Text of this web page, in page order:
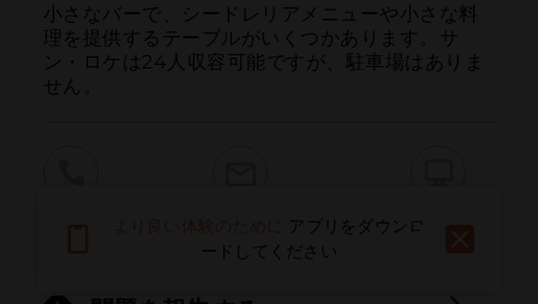
小さなバーで、シードレリアメニューや小さな料
理を提供するテーブルがいくつかあります。サ
ン・ロケは24人収容可能ですが、駐車場はありま
せん。
ウェブサイト
アプリをダウンロ
ードしてください